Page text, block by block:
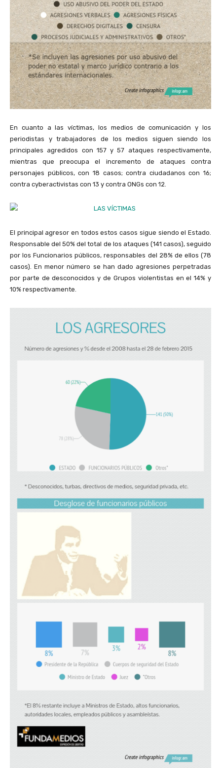
En cuanto a las víctimas, los medios de comunicación y los
periodistas y trabajadores de los medios siguen siendo los
principales agredidos con 157 y 57 ataques respectivamente,
mientras que preocupa el incremento de ataques contra
personajes públicos, con 18 casos; contra ciudadanos con 16;
contra cyberactivistas con 13 y contra ONGs con 12.
El principal agresor en todos estos casos sigue siendo el Estado.
Responsable del 50% del total de los ataques (141 casos), seguido
por los Funcionarios públicos, responsables del 28% de ellos (78
casos). En menor número se han dado agresiones perpetradas
por parte de desconocidos y de Grupos violentistas en el 14% y
10% respectivamente.